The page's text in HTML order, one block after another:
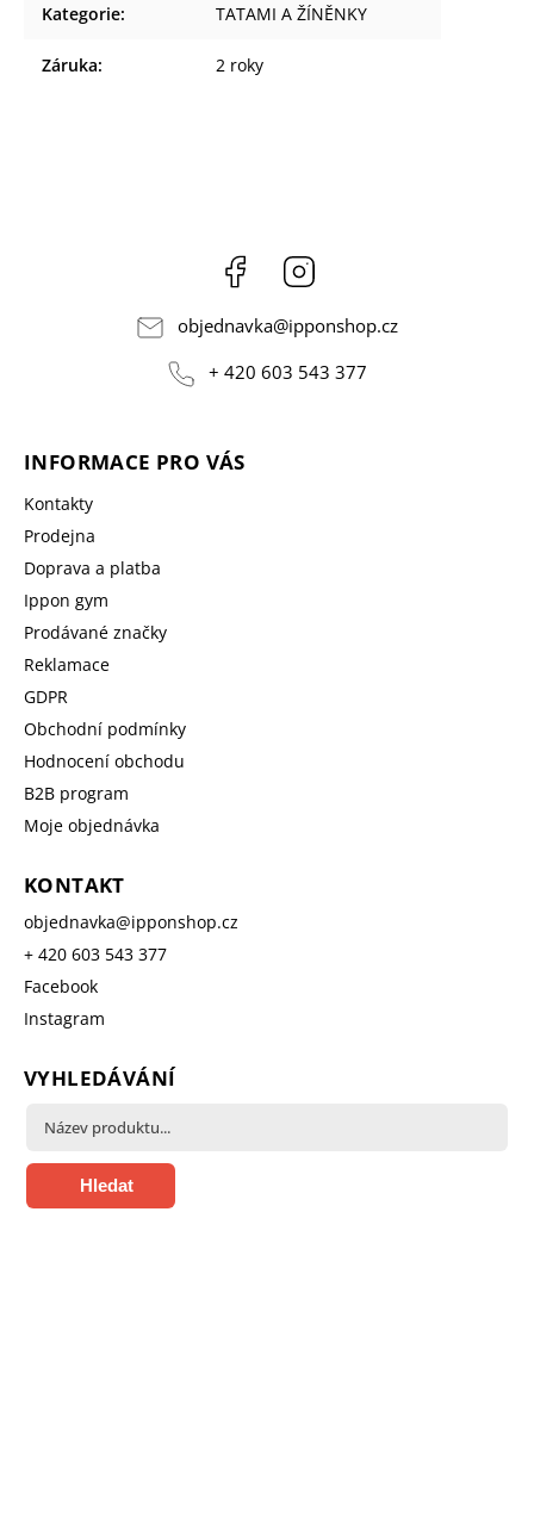
Kategorie: TATAMI A ŽÍNĚNKY
Záruka: 2 roky
Facebook
objednavka@ipponshop.cz
+ 420 603 543 377
INFORMACE PRO VÁS
Kontakty
Prodejna
Doprava a platba
Ippon gym
Prodávané značky
Reklamace
GDPR
Obchodní podmínky
Hodnocení obchodu
B2B program
Moje objednávka
KONTAKT
objednavka@ipponshop.cz
+ 420 603 543 377
Facebook
Instagram
VYHLEDÁVÁNÍ
Hledat